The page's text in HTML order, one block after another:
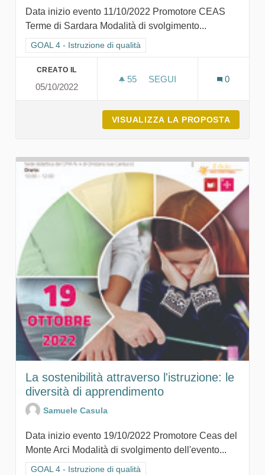
Data inizio evento 11/10/2022 Promotore CEAS
Terme di Sardara Modalità di svolgimento...
Filtra i risultati per categoria: GOAL 4 - Istruzione di qualità
GOAL 4 - Istruzione di qualità
CREATO IL
05/10/2022
55 55 SOSTENITORI
SEGUI
0
VISUALIZZA LA PROPOSTA
La sostenibilità attraverso l'istruzione: le
diversità di apprendimento
Samuele Casula
Data inizio evento 19/10/2022 Promotore Ceas del
Monte Arci Modalità di svolgimento dell'evento...
Filtra i risultati per categoria: GOAL 4 - Istruzione di qualità
GOAL 4 - Istruzione di qualità